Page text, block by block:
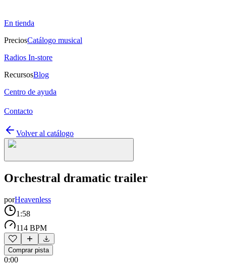
En tienda
PreciosCatálogo musical
Radios In-store
RecursosBlog
Centro de ayuda
Contacto
Volver al catálogo
Orchestral dramatic trailer
porHeavenless
1:58
114 BPM
Comprar pista
0:00